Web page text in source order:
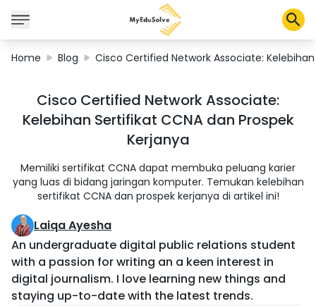
Corporate Solutions
Certifications
Shop
My Cart
Profile
Home Blog Cisco Certified Network Associate:
Cisco Certified Network Associate:
Kelebihan Sertifikat CCNA dan Prospek
Kerjanya
Memiliki sertifikat CCNA dapat membuka peluang karier
yang luas di bidang jaringan komputer. Temukan kelebihan
sertifikat CCNA dan prospek kerjanya di artikel ini!
Laiqa Ayesha
An undergraduate digital public relations student
with a passion for writing an a keen interest in
digital journalism. I love learning new things and
staying up-to-date with the latest trends.